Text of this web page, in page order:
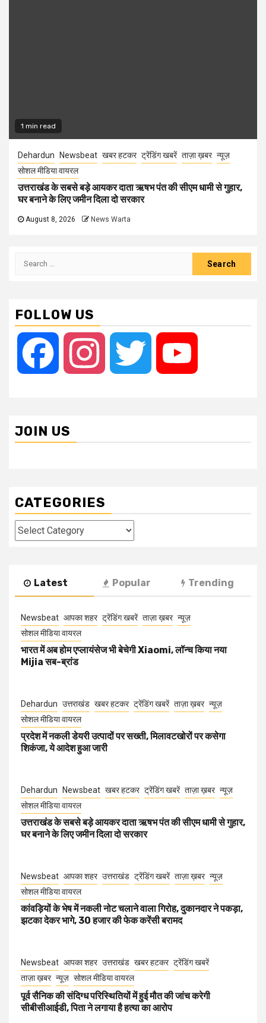
1 min read
Dehardun Newsbeat खबर हटकर ट्रेंडिंग खबरें ताज़ा ख़बर न्यूज़
सोशल मीडिया वायरल
उत्तराखंड के सबसे बड़े आयकर दाता ऋषभ पंत की सीएम धामी से गुहार,
घर बनाने के लिए जमीन दिला दो सरकार
August 8, 2026 News Warta
Search
FOLLOW US
Facebook Instagram Twitter
JOIN US
CATEGORIES
Categories
Latest Popular Trending
Newsbeat आपका शहर ट्रेंडिंग खबरें ताज़ा ख़बर न्यूज़
सोशल मीडिया वायरल
भारत में अब होम एप्लायंसेज भी बेचेगी Xiaomi, लॉन्च किया नया
Mijia सब-ब्रांड
Dehardun उत्तराखंड खबर हटकर ट्रेंडिंग खबरें ताज़ा ख़बर न्यूज़
सोशल मीडिया वायरल
प्रदेश में नकली डेयरी उत्पादों पर सख्ती, मिलावटखोरों पर कसेगा
शिकंजा, ये आदेश हुआ जारी
Dehardun Newsbeat खबर हटकर ट्रेंडिंग खबरें ताज़ा ख़बर न्यूज़
सोशल मीडिया वायरल
उत्तराखंड के सबसे बड़े आयकर दाता ऋषभ पंत की सीएम धामी से गुहार,
घर बनाने के लिए जमीन दिला दो सरकार
Newsbeat आपका शहर उत्तराखंड ट्रेंडिंग खबरें ताज़ा ख़बर न्यूज़
सोशल मीडिया वायरल
कांवड़ियों के भेष में नकली नोट चलाने वाला गिरोह, दुकानदार ने पकड़ा,
झटका देकर भागे, 30 हजार की फेक करेंसी बरामद
Newsbeat आपका शहर उत्तराखंड खबर हटकर ट्रेंडिंग खबरें
ताज़ा ख़बर न्यूज़ सोशल मीडिया वायरल
पूर्व सैनिक की संदिग्ध परिस्थितियों में हुई मौत की जांच करेगी
सीबीसीआईडी, पिता ने लगाया है हत्या का आरोप